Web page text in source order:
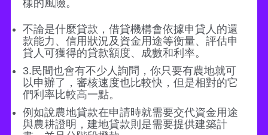
樣的風險。
不論是什麼貸款，借貸機構會依據申貸人的還
款能力、信用狀況及資金用途等衡量、評估申
貸人可獲得的貸款額度、成數和利率。
3.民間也會有不少人詢問，你只要有農地就可
以申辦了，審核速度也比較快，但是相對的它
們利率比較高一點。
例如說農地貸款在申請時就需要交代資金用途
與農耕證明，建地貸款則是需要提供建築計